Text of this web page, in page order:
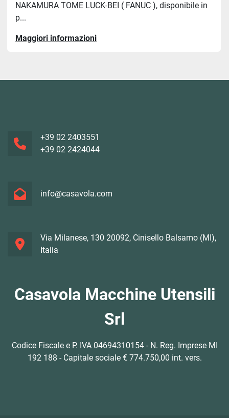
NAKAMURA TOME LUCK-BEI ( FANUC ), disponibile in
p...
Maggiori informazioni
+39 02 2403551
+39 02 2424044
info@casavola.com
Via Milanese, 130 20092, Cinisello Balsamo (MI),
Italia
Casavola Macchine Utensili
Srl
Codice Fiscale e P. IVA 04694310154 - N. Reg. Imprese MI
192 188 - Capitale sociale € 774.750,00 int. vers.